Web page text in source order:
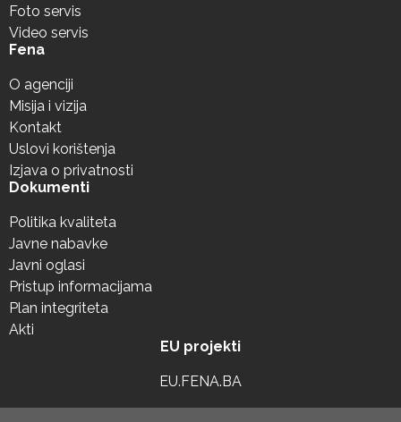
Foto servis
Video servis
Fena
O agenciji
Misija i vizija
Kontakt
Uslovi korištenja
Izjava o privatnosti
Dokumenti
Politika kvaliteta
Javne nabavke
Javni oglasi
Pristup informacijama
Plan integriteta
Akti
EU projekti
EU.FENA.BA